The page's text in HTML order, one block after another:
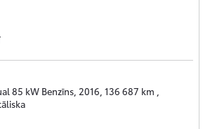
85 kW Benzīns, 2016, 136 687 km ,